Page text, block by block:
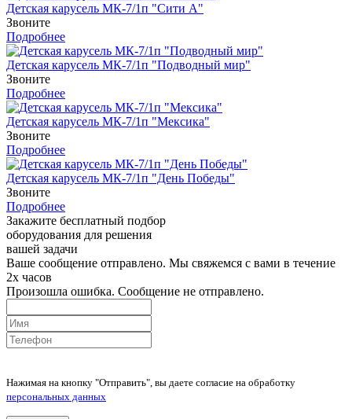
Детская карусель МК-7/1п "Сити A"
Звоните
Подробнее
Детская карусель МК-7/1п "Подводный мир"
Звоните
Подробнее
Детская карусель МК-7/1п "Мексика"
Звоните
Подробнее
Детская карусель МК-7/1п "День Победы"
Звоните
Подробнее
Закажите бесплатный подбор
оборудования для решения
вашей задачи
Ваше сообщение отправлено. Мы свяжемся с вами в течение
2х часов
Произошла ошибка. Сообщение не отправлено.
Нажимая на кнопку "Отправить", вы даете согласие на обработку
персональных данных